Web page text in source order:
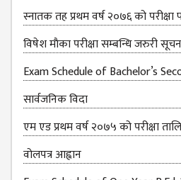
स्नातक तह प्रथम वर्ष २०७६ को
विषेश माैका परीक्षा सम्बन्धि जरुरी
Exam Schedule of Bachelor’s
सार्वजनिक विदा
एम एड प्रथम वर्ष २०७५ को परीक्षा
वोलपत्र आह्वान